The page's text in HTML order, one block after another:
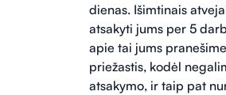
dienas. Išimtinais
atsakyti jums per 5
apie tai jums
priežastis, kodėl
atsakymo, ir taip pat